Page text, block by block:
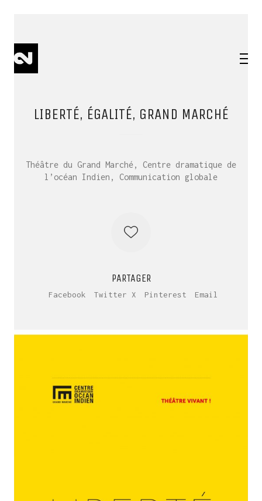
LIBERTÉ, ÉGALITÉ, GRAND MARCHÉ
Théâtre du Grand Marché, Centre dramatique de
l’océan Indien, Communication globale
PARTAGER
Facebook Twitter X Pinterest Email